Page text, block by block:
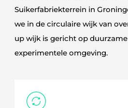
Suikerfabriekterrein in
we in de circulaire wijk van
up wijk is gericht op
experimentele omgeving.